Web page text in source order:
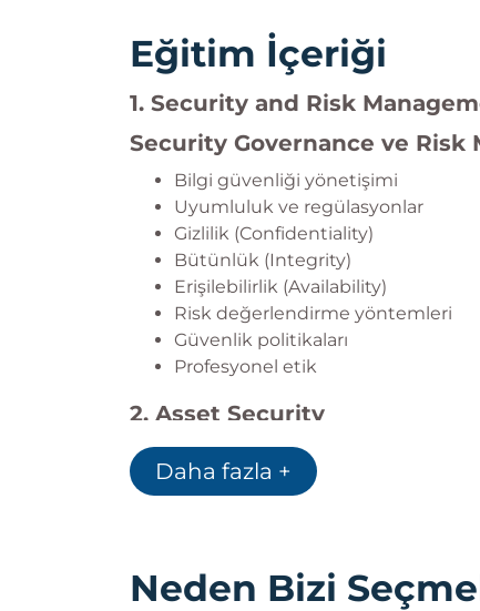
Eğitim İçeriği
1. Security and Risk
Security Governance ve Risk
Bilgi güvenliği yönetişimi
Uyumluluk ve regülasyonlar
Gizlilik (Confidentiality)
Bütünlük (Integrity)
Erişilebilirlik (Availability)
Risk değerlendirme yöntemleri
Güvenlik politikaları
Profesyonel etik
2. Asset Security
Bilgi Varlıkları ve Veri
Veri sınıflandırma
Veri koruma yöntemleri
Veri güvenliği kontrolleri
Daha fazla +
Neden Bizi